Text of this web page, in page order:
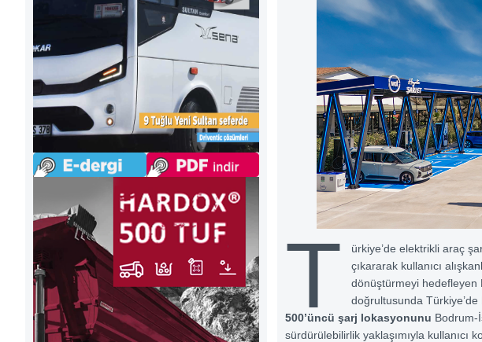
T
ürkiye’de elektrikli araç
çıkararak kullanıcı
dönüştürmeyi hedefleyen
doğrultusunda
500’üncü şarj lokasyonunu Bodrum-
sürdürülebilirlik yaklaşımıyla